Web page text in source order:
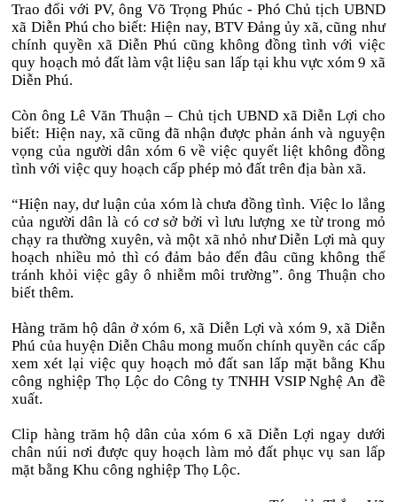
Trao đổi với PV, ông Võ Trọng Phúc - Phó Chủ tịch UBND
xã Diễn Phú cho biết: Hiện nay, BTV Đảng ủy xã, cũng như
chính quyền xã Diễn Phú cũng không đồng tình với việc
quy hoạch mỏ đất làm vật liệu san lấp tại khu vực xóm 9 xã
Diễn Phú.
Còn ông Lê Văn Thuận – Chủ tịch UBND xã Diễn Lợi cho
biết: Hiện nay, xã cũng đã nhận được phản ánh và nguyện
vọng của người dân xóm 6 về việc quyết liệt không đồng
tình với việc quy hoạch cấp phép mỏ đất trên địa bàn xã.
“Hiện nay, dư luận của xóm là chưa đồng tình. Việc lo lắng
của người dân là có cơ sở bởi vì lưu lượng xe từ trong mỏ
chạy ra thường xuyên, và một xã nhỏ như Diễn Lợi mà quy
hoạch nhiều mỏ thì có đảm bảo đến đâu cũng không thể
tránh khỏi việc gây ô nhiễm môi trường”. ông Thuận cho
biết thêm.
Hàng trăm hộ dân ở xóm 6, xã Diễn Lợi và xóm 9, xã Diễn
Phú của huyện Diễn Châu mong muốn chính quyền các cấp
xem xét lại việc quy hoạch mỏ đất san lấp mặt bằng Khu
công nghiệp Thọ Lộc do Công ty TNHH VSIP Nghệ An đề
xuất.
Clip hàng trăm hộ dân của xóm 6 xã Diễn Lợi ngay dưới
chân núi nơi được quy hoạch làm mỏ đất phục vụ san lấp
mặt bằng Khu công nghiệp Thọ Lộc.